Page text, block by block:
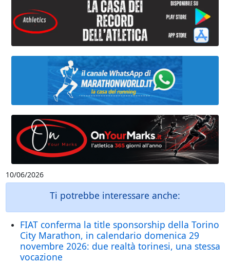
10/06/2026
Ti potrebbe interessare anche:
FIAT conferma la title sponsorship della Torino
City Marathon, in calendario domenica 29
novembre 2026: due realtà torinesi, una stessa
vocazione